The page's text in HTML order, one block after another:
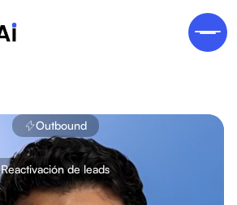
Reactivación de leads
Outbound